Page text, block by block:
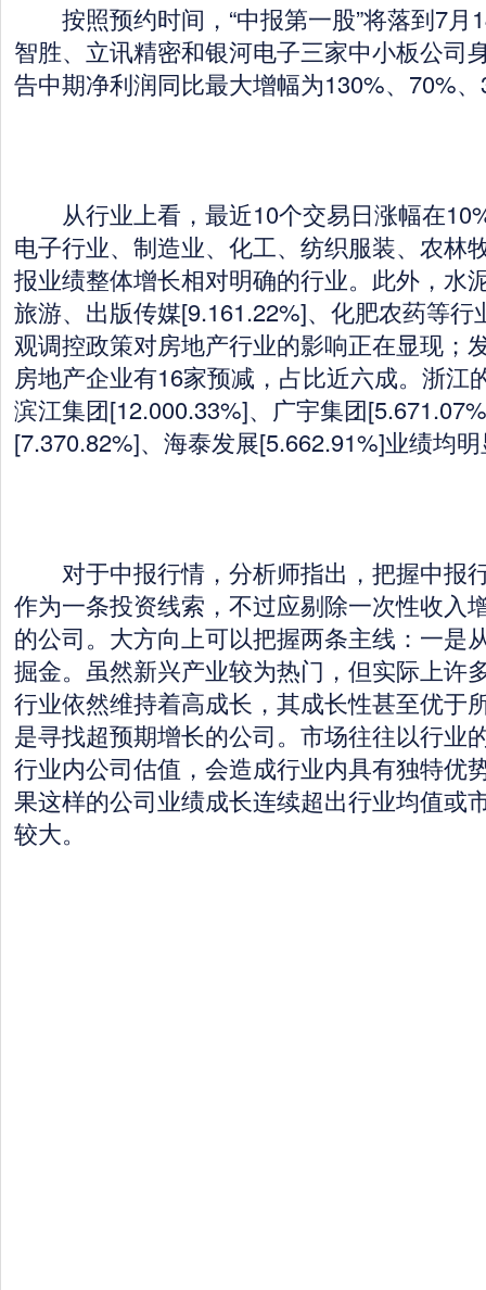
按照预约时间，“中报第一股”将落到7月
智胜、立讯精密和银河电子三家中小板公司
告中期净利润同比最大增幅为130%、70%
从行业上看，最近10个交易日涨幅在
电子行业、制造业、化工、纺织服装、农林
报业绩整体增长相对明确的行业。此外，水
旅游、出版传媒[9.161.22%]、化肥农药等行
观调控政策对房地产行业的影响正在显现；
房地产企业有16家预减，占比近六成。浙江
滨江集团[12.000.33%]、广宇集团
[7.370.82%]、海泰发展[5.662.91%]业绩均
对于中报行情，分析师指出，把握中报
作为一条投资线索，不过应剔除一次性收入
的公司。大方向上可以把握两条主线：一是
掘金。虽然新兴产业较为热门，但实际上许
行业依然维持着高成长，其成长性甚至优于
是寻找超预期增长的公司。市场往往以行业
行业内公司估值，会造成行业内具有独特优
果这样的公司业绩成长连续超出行业均值或
较大。